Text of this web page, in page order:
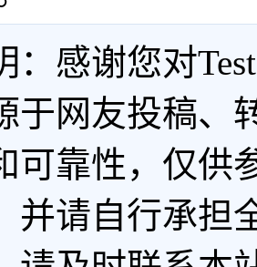
：感谢您对
于网友投稿、
可靠性，仅供
并请自行承担